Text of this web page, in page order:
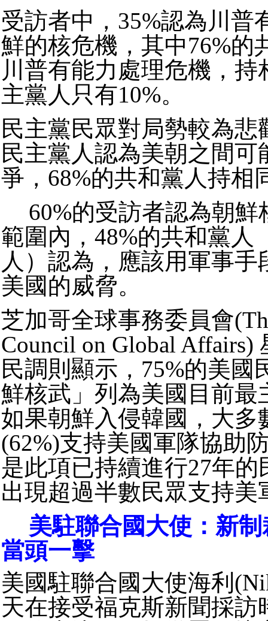
受訪者中，35%認為川普
鮮的核危機，其中76%的
川普有能力處理危機，持
主黨人只有10%。
民主黨民眾對局勢較為悲
民主黨人認為美朝之間可
爭，68%的共和黨人持相
60%的受訪者認為朝鮮
範圍內，48%的共和黨人
人）認為，應該用軍事手
美國的威脅。
芝加哥全球事務委員會
Council on Global Affairs)
民調則顯示，75%的美國
鮮核武」列為美國目前最
如果朝鮮入侵韓國，大多
(62%)支持美國軍隊協助
是此項已持續進行27年的
出現超過半數民眾支持美
美駐聯合國大使：新制
當頭一擊
美國駐聯合國大使海利
天在接受福克斯新聞採訪